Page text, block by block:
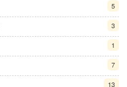
5
3
1
7
13